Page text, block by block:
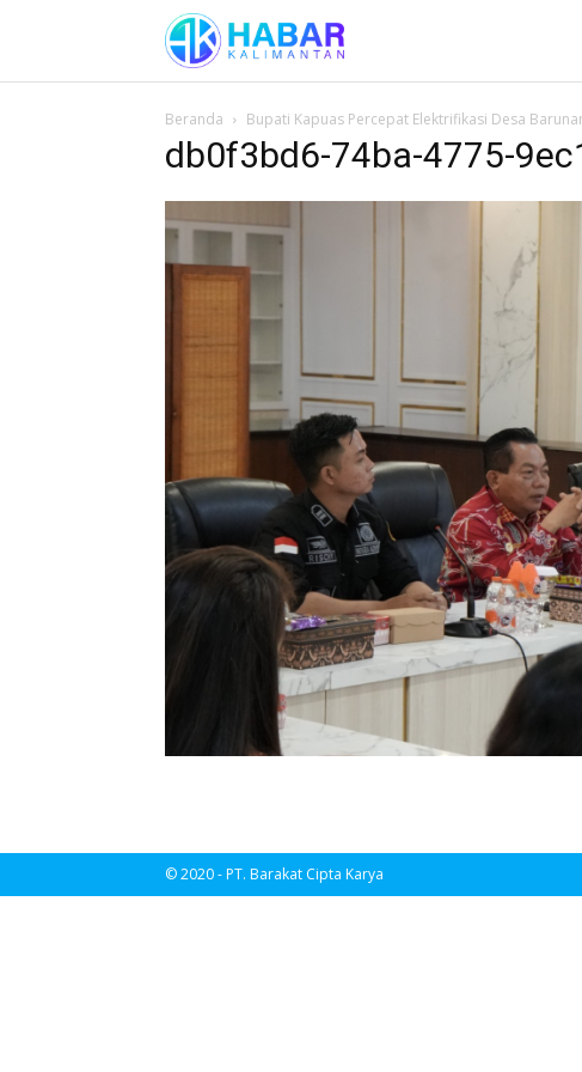
Beranda Bupati Kapuas Percepat Elektrifikasi Desa
db0f3bd6-74ba-4775-
© 2020 - PT. Barakat Cipta Karya